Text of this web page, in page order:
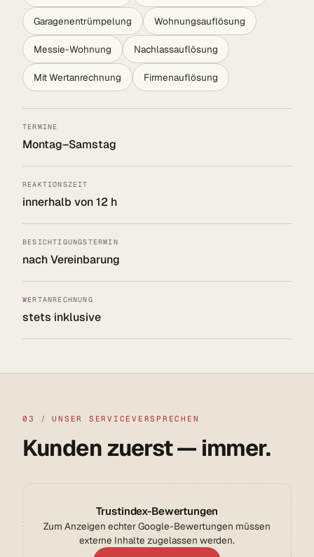
Garagenentrümpelung Wohnungsauflösung
Messie-Wohnung Nachlassauflösung
Mit Wertanrechnung Firmenauflösung
TERMINE
Montag–Samstag
REAKTIONSZEIT
innerhalb von 12 h
BESICHTIGUNGSTERMIN
nach Vereinbarung
WERTANRECHNUNG
stets inklusive
03 / UNSER SERVICEVERSPRECHEN
Kunden zuerst — immer.
Trustindex-Bewertungen
Zum Anzeigen echter Google-Bewertungen müssen
externe Inhalte zugelassen werden.